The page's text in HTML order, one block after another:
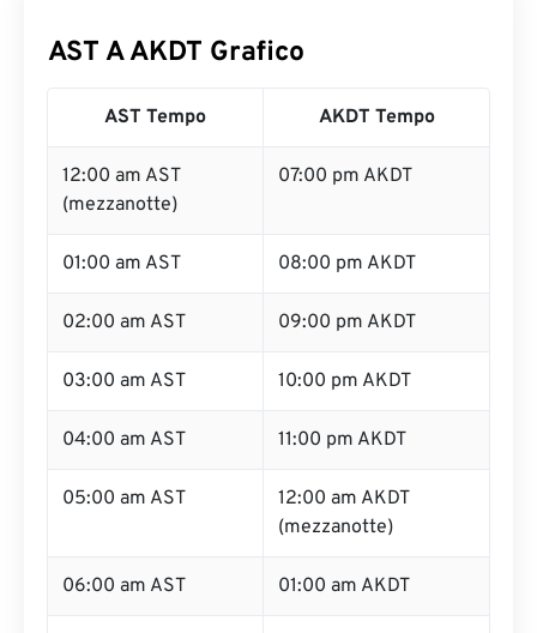
AST A AKDT Grafico
AST Tempo AKDT Tempo
12:00 am AST
(mezzanotte)
07:00 pm AKDT
01:00 am AST 08:00 pm AKDT
02:00 am AST 09:00 pm AKDT
03:00 am AST 10:00 pm AKDT
04:00 am AST 11:00 pm AKDT
05:00 am AST
12:00 am AKDT
(mezzanotte)
06:00 am AST 01:00 am AKDT